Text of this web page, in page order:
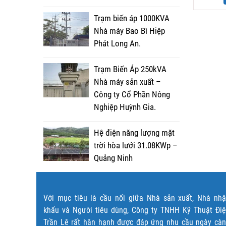
Trạm biến áp 1000KVA
Nhà máy Bao Bì Hiệp
Phát Long An.
Trạm Biến Áp 250kVA
Nhà máy sản xuất –
Công ty Cổ Phần Nông
Nghiệp Huỳnh Gia.
Hệ điện năng lượng mặt
trời hòa lưới 31.08KWp –
Quảng Ninh
Với mục tiêu là cầu nối giữa Nhà sản xuất, Nhà
khẩu và Người tiêu dùng, Công ty TNHH Kỹ Thuật
Trần Lê rất hân hạnh được đáp ứng nhu cầu ngày